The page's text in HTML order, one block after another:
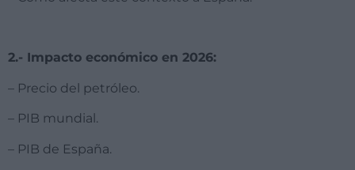
2.- Impacto económico en 2026:
– Precio del petróleo.
– PIB mundial.
– PIB de España.